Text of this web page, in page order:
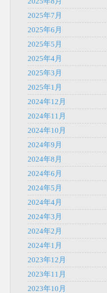
2025年7月
2025年6月
2025年5月
2025年4月
2025年3月
2025年1月
2024年12月
2024年11月
2024年10月
2024年9月
2024年8月
2024年6月
2024年5月
2024年4月
2024年3月
2024年2月
2024年1月
2023年12月
2023年11月
2023年10月